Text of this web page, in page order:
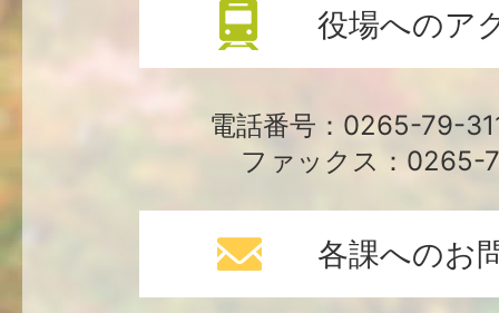
役場へのア
電話番号：0265-79-
ファックス：0265-
各課へのお